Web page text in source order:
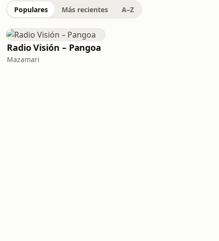
Populares Más recientes A–Z
Radio Visión – Pangoa
Mazamari